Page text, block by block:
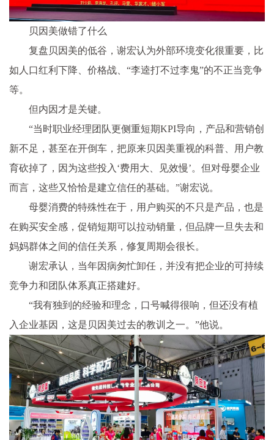
贝因美做错了什么
复盘贝因美的低谷，谢宏认为外部环境变化很重要，比
如人口红利下降、价格战、“李逵打不过李鬼”的不正当竞争
等。
但内因才是关键。
“当时职业经理团队更侧重短期KPI导向，产品和营销创
新不足，甚至在开倒车，把原来贝因美重视的科普、用户教
育砍掉了，因为这些投入‘费用大、见效慢’。但对母婴企业
而言，这些又恰恰是建立信任的基础。”谢宏说。
母婴消费的特殊性在于，用户购买的不只是产品，也是
在购买安全感，促销短期可以拉动销量，但品牌一旦失去和
妈妈群体之间的信任关系，修复周期会很长。
谢宏承认，当年因病匆忙卸任，并没有把企业的可持续
竞争力和团队体系真正搭建好。
“我有独到的经验和理念，口号喊得很响，但还没有植
入企业基因，这是贝因美过去的教训之一。”他说。